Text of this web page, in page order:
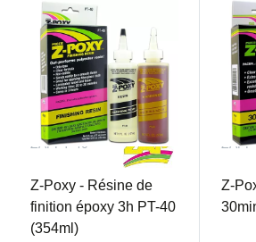
ZAPPT-40
Z-Poxy - Résine de
finition époxy 3h PT-40
(354ml)
Z-